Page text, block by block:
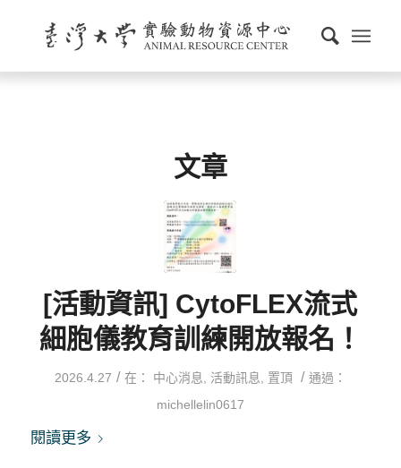
文章
[活動資訊] CytoFLEX流式
細胞儀教育訓練開放報名！
2026.4.27 / 在： 中心消息 活動訊息 置頂 / 通過：
michellelin0617
閱讀更多